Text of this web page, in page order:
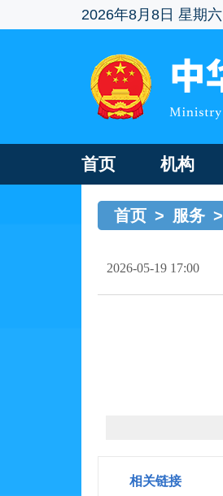
2026年8月8日 星期六
首页 机构
首页 > 服务 >
2026-05-19 17:00
相关链接